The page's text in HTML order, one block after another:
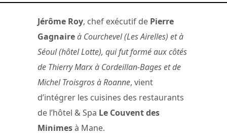
Jérôme Roy, chef exécutif de Pierre
Gagnaireà Courchevel (Les Airelles) et à
Séoul (hôtel Lotte), qui fut formé aux côtés
de Thierry Marx à Cordeillan-Bages et de
Michel Troisgros à Roanne, vient
d’intégrer les cuisines des restaurants
de l’hôtel & Spa Le Couvent des
Minimesà Mane.